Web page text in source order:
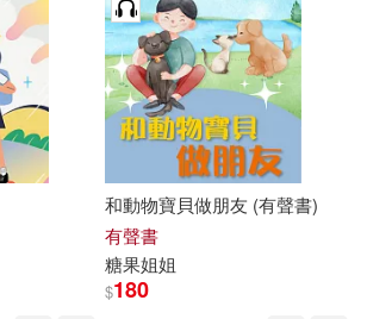
和動物寶貝做朋友 (有聲書)
有聲書
糖果姐姐
$180